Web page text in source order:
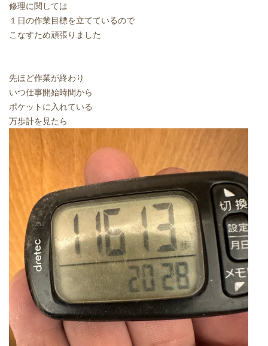
修理に関しては
１日の作業目標を立てているので
こなすため頑張りました
先ほど作業が終わり
いつ仕事開始時間から
ポケットに入れている
万歩計を見たら